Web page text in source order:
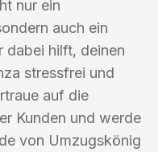
nur ein
auch ein
dabei hilft, deinen
stressfrei und
auf die
Kunden und werde
von Umzugskönig